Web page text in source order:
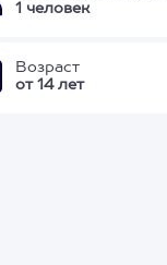
1 человек
Возраст
от 14 лет